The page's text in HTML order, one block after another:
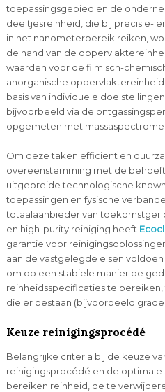
toepassingsgebied en de
deeltjesreinheid, die bij precisie-
in het nanometerbereik reiken,
de hand van de
waarden voor de filmisch-
anorganische
basis van individuele
bijvoorbeeld via de
opgemeten met
Om deze taken efficiënt en
overeenstemming met de
uitgebreide technologische
toepassingen en fysische
totaalaanbieder van
en high-purity reiniging heeft
garantie voor
aan de vastgelegde eisen
om op een stabiele manier de
reinheidsspecificaties te
die er bestaan (bijvoorbeeld grade
Keuze reinigingsprocédé
Belangrijke criteria bij de keuze
reinigingsprocédé en de
bereiken reinheid, de te